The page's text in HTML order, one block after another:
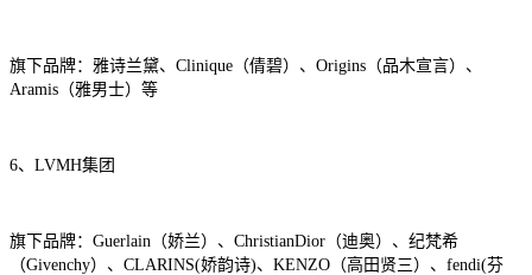
旗下品牌：雅诗兰黛、Clinique（倩碧）、Origins（品木宣言）、
Aramis（雅男士）等
6、LVMH集团
旗下品牌：Guerlain（娇兰）、ChristianDior（迪奥）、纪梵希
（Givenchy）、CLARINS(娇韵诗)、KENZO（高田贤三）、fendi(芬